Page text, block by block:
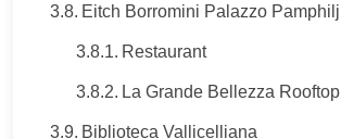
Eitch Borromini Palazzo Pamphilj
Restaurant
La Grande Bellezza Rooftop
Biblioteca Vallicelliana